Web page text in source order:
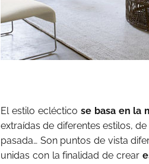
El estilo ecléctico se basa en la
extraídas de diferentes estilos,
pasada… Son puntos de vista
unidas con la finalidad de crear